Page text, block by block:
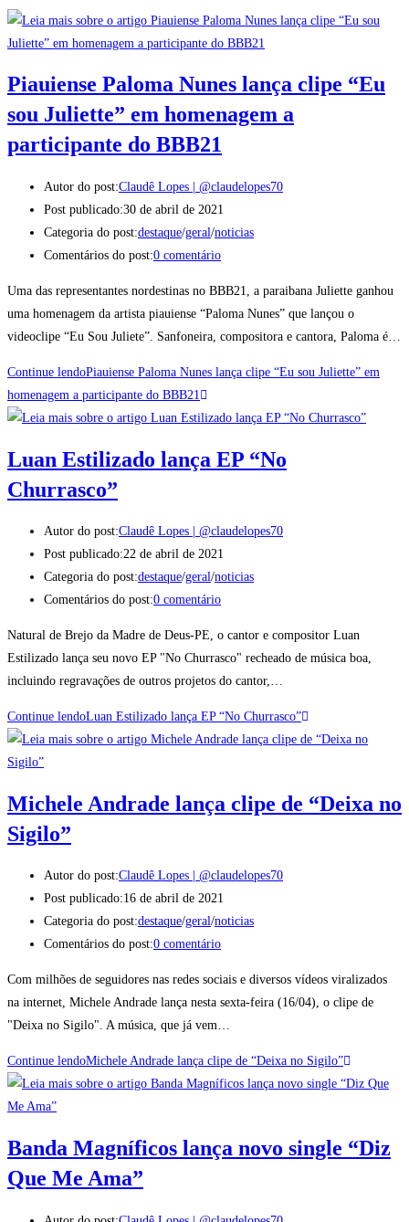
Piauiense Paloma Nunes lança clipe “Eu
sou Juliette” em homenagem a
participante do BBB21
Autor do post:Claudê Lopes | @claudelopes70
Post publicado:30 de abril de 2021
Categoria do post:destaque/geral/noticias
Comentários do post:0 comentário
Uma das representantes nordestinas no BBB21, a paraibana Juliette ganhou
uma homenagem da artista piauiense “Paloma Nunes” que lançou o
videoclipe “Eu Sou Juliete”. Sanfoneira, compositora e cantora, Paloma é…
Continue lendoPiauiense Paloma Nunes lança clipe “Eu sou Juliette” em
homenagem a participante do BBB21
Luan Estilizado lança EP “No
Churrasco”
Autor do post:Claudê Lopes | @claudelopes70
Post publicado:22 de abril de 2021
Categoria do post:destaque/geral/noticias
Comentários do post:0 comentário
Natural de Brejo da Madre de Deus-PE, o cantor e compositor Luan
Estilizado lança seu novo EP "No Churrasco" recheado de música boa,
incluindo regravações de outros projetos do cantor,…
Continue lendoLuan Estilizado lança EP “No Churrasco”
Michele Andrade lança clipe de “Deixa no
Sigilo”
Autor do post:Claudê Lopes | @claudelopes70
Post publicado:16 de abril de 2021
Categoria do post:destaque/geral/noticias
Comentários do post:0 comentário
Com milhões de seguidores nas redes sociais e diversos vídeos viralizados
na internet, Michele Andrade lança nesta sexta-feira (16/04), o clipe de
"Deixa no Sigilo". A música, que já vem…
Continue lendoMichele Andrade lança clipe de “Deixa no Sigilo”
Banda Magníficos lança novo single “Diz
Que Me Ama”